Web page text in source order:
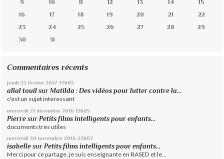
9
10 11 12 13 14
15
16
17 18 19 20 21
22
23
24 25 26 27 28
29
30
31
Commentaires récents
jeudi 23 février 2017 17h03
allal touil surMatilda : Des vidéos pour lutter contre la...
c'est un sujet interessant
mercredi 21 décembre 2016 12h05
Pierre surPetits films intelligents pour enfants...
documents très utiles
mercredi 30 novembre 2016 22h07
isabelle surPetits films intelligents pour enfants...
Merci pour ce partage, je suis enseignante en RASED et le...